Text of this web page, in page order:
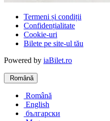
Termeni și condiții
Confidențialitate
Cookie-uri
Bilete pe site-ul tău
Powered by iaBilet.ro
Română
Română
English
български